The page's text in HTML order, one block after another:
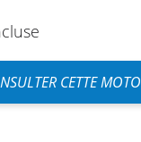
CETTE MOTO